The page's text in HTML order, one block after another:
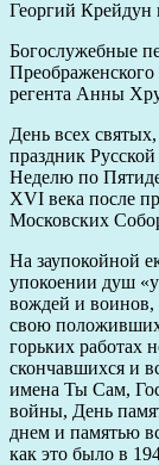
Георгий Крейдун
Богослужебные
Преображенского
регента Анны
День всех
праздник
Неделю по
XVI века после
Московских
На заупокойной
упокоении душ
вождей и воинов,
свою
горьких работах
скончавшихся и
имена Ты Сам,
войны, День
днем и памятью
как это было в